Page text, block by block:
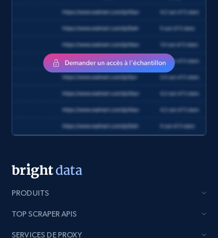
eCommerce
1.2K+ 132+ Buy Now
Zara - Products
Category id, Product id, Product name, Price,
Currency, Colour code, Colour, Description, and
eCommerce
PRODUITS
TOP SCRAPER APIS
SERVICES DE PROXY